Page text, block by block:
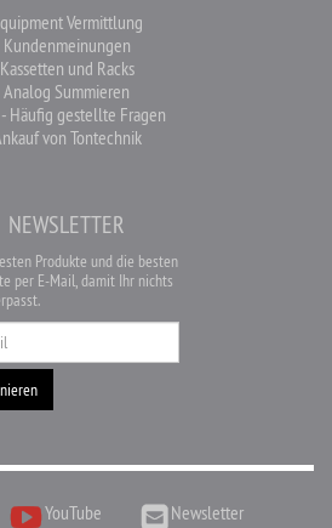
Vermittlung
Kundenmeinungen
Kassetten und Racks
Analog Summieren
Häufig gestellte Fragen
von Tontechnik
NEWSLETTER
Produkte und die besten
per E-Mail, damit Ihr nichts
YouTube Newsletter